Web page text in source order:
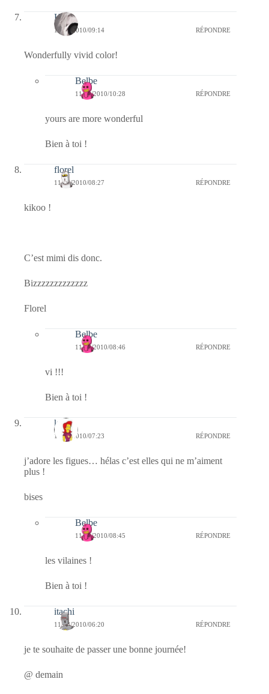
Kala
11/08/2010/09:14 RÉPONDRE
Wonderfully vivid color!
Belbe
11/08/2010/10:28 RÉPONDRE
yours are more wonderful
Bien à toi !
florel
11/08/2010/08:27 RÉPONDRE
kikoo !
C’est mimi dis donc.
Bizzzzzzzzzzzzz
Florel
Belbe
11/08/2010/08:46 RÉPONDRE
vi !!!
Bien à toi !
krio
11/08/2010/07:23 RÉPONDRE
j’adore les figues… hélas c’est elles qui ne m’aiment
plus !
bises
Belbe
11/08/2010/08:45 RÉPONDRE
les vilaines !
Bien à toi !
itachi
11/08/2010/06:20 RÉPONDRE
je te souhaite de passer une bonne journée!
@ demain